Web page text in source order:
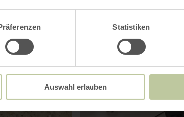
Statistiken
Auswahl erlauben